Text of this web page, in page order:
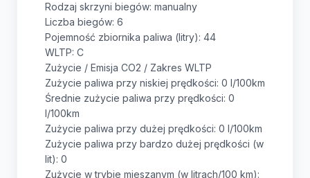
Rodzaj skrzyni biegów: manualny
Liczba biegów: 6
Pojemność zbiornika paliwa (litry): 44
WLTP: C
Zużycie / Emisja CO2 / Zakres WLTP
Zużycie paliwa przy niskiej prędkości: 0 l/100km
Średnie zużycie paliwa przy prędkości: 0
l/100km
Zużycie paliwa przy dużej prędkości: 0 l/100km
Zużycie paliwa przy bardzo dużej prędkości (w
lit): 0
Zużycie w trybie mieszanym (w litrach/100 km):